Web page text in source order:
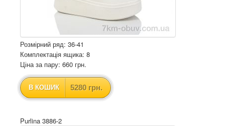
Розмірний ряд: 36-41
Комплектація ящика: 8
Ціна за пару: 660 грн.
В КОШИК 5280 грн.
Purlina 3886-2